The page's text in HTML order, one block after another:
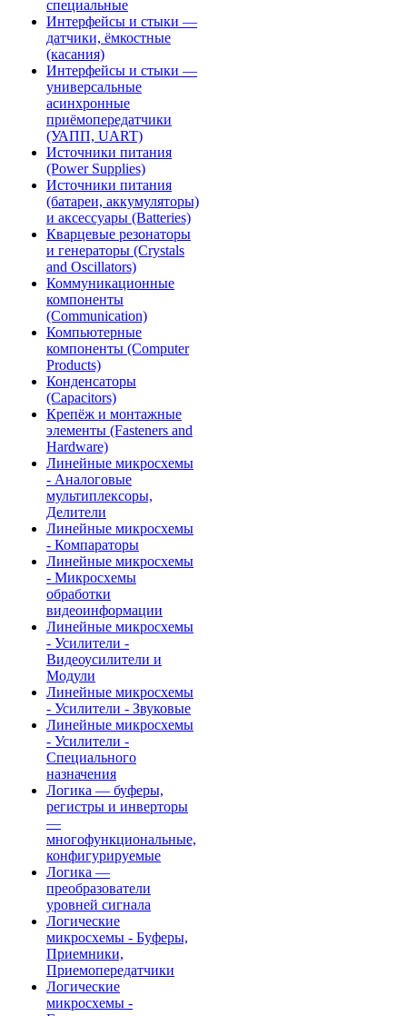
специальные
Интерфейсы и стыки —
датчики, ёмкостные
(касания)
Интерфейсы и стыки —
универсальные
асинхронные
приёмопередатчики
(УАПП, UART)
Источники питания
(Power Supplies)
Источники питания
(батареи, аккумуляторы)
и аксессуары (Batteries)
Кварцевые резонаторы
и генераторы (Crystals
and Oscillators)
Коммуникационные
компоненты
(Communication)
Компьютерные
компоненты (Computer
Products)
Конденсаторы
(Capacitors)
Крепёж и монтажные
элементы (Fasteners and
Hardware)
Линейные микросхемы
- Аналоговые
мультиплексоры,
Делители
Линейные микросхемы
- Компараторы
Линейные микросхемы
- Микросхемы
обработки
видеоинформации
Линейные микросхемы
- Усилители -
Видеоусилители и
Модули
Линейные микросхемы
- Усилители - Звуковые
Линейные микросхемы
- Усилители -
Специального
назначения
Логика — буферы,
регистры и инверторы
—
многофункциональные,
конфигурируемые
Логика —
преобразователи
уровней сигнала
Логические
микросхемы - Буферы,
Приемники,
Приемопередатчики
Логические
микросхемы -